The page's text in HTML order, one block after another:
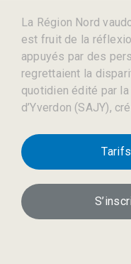
La Région Nord
est fruit de la
appuyés par des
regrettaient la
quotidien édité par
d’Yverdon (SAJY),